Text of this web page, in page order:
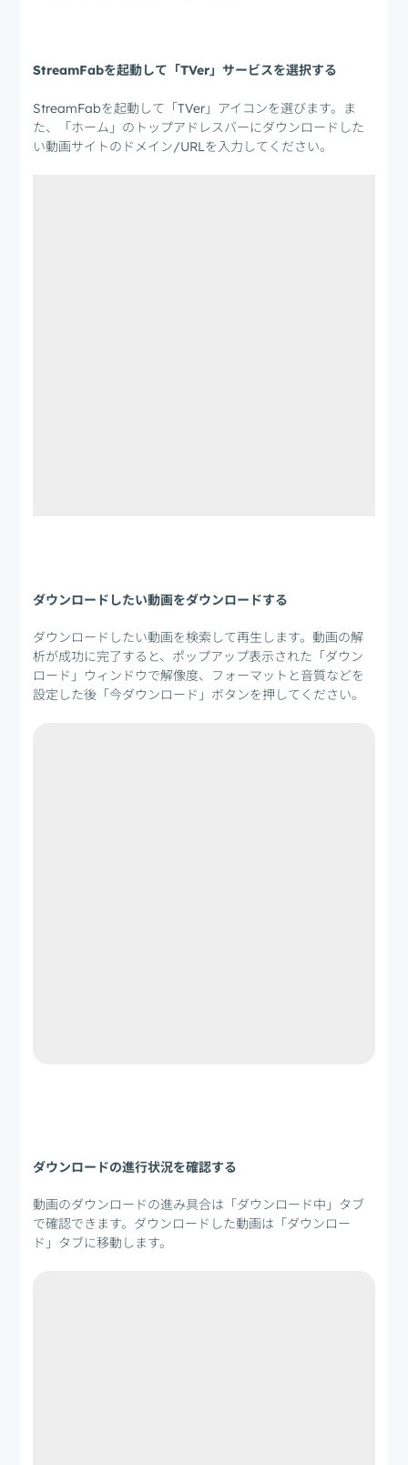
StreamFabを起動して「TVer」サービスを選択する
StreamFabを起動して「TVer」アイコンを選びます。ま
た、「ホーム」のトップアドレスバーにダウンロードした
い動画サイトのドメイン/URLを入力してください。
ダウンロードしたい動画をダウンロードする
ダウンロードしたい動画を検索して再生します。動画の解
析が成功に完了すると、ポップアップ表示された「ダウン
ロード」ウィンドウで解像度、フォーマットと音質などを
設定した後「今ダウンロード」ボタンを押してください。
ダウンロードの進行状況を確認する
動画のダウンロードの進み具合は「ダウンロード中」タブ
で確認できます。ダウンロードした動画は「ダウンロー
ド」タブに移動します。